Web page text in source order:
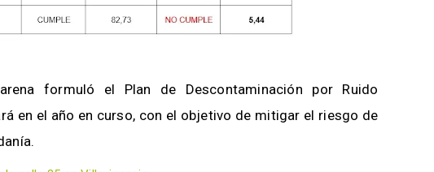
formuló el Plan de Descontaminación por Ruido
en el año en curso, con el objetivo de mitigar el riesgo de